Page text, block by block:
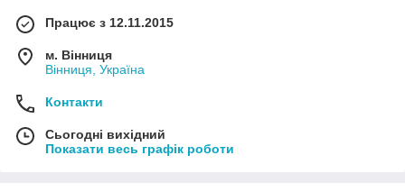
Працює з 12.11.2015
м. Вінниця
Вінниця, Україна
Контакти
Сьогодні вихідний
Показати весь графік роботи